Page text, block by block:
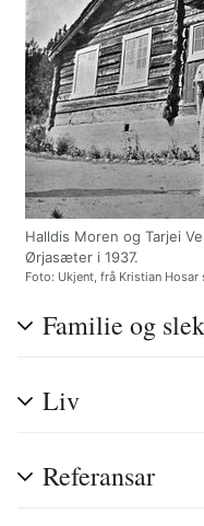
Halldis Moren og Tarjei
Ørjasæter i 1937.
Foto: Ukjent, frå Kristian Hosar
Familie og
Liv
Referansar